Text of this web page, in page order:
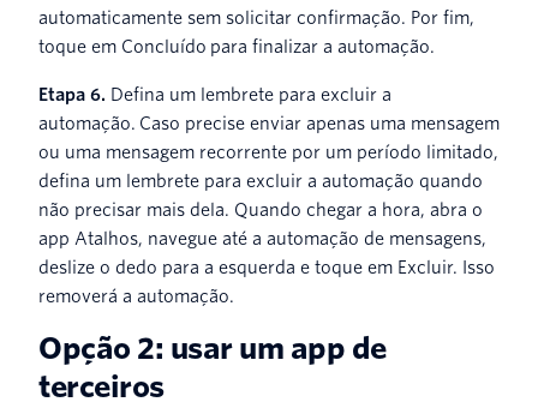
automaticamente sem solicitar confirmação. Por fim,
toque em Concluído para finalizar a automação.
Etapa 6. Defina um lembrete para excluir a
automação. Caso precise enviar apenas uma mensagem
ou uma mensagem recorrente por um período limitado,
defina um lembrete para excluir a automação quando
não precisar mais dela. Quando chegar a hora, abra o
app Atalhos, navegue até a automação de mensagens,
deslize o dedo para a esquerda e toque em Excluir. Isso
removerá a automação.
Opção 2: usar um app de
terceiros